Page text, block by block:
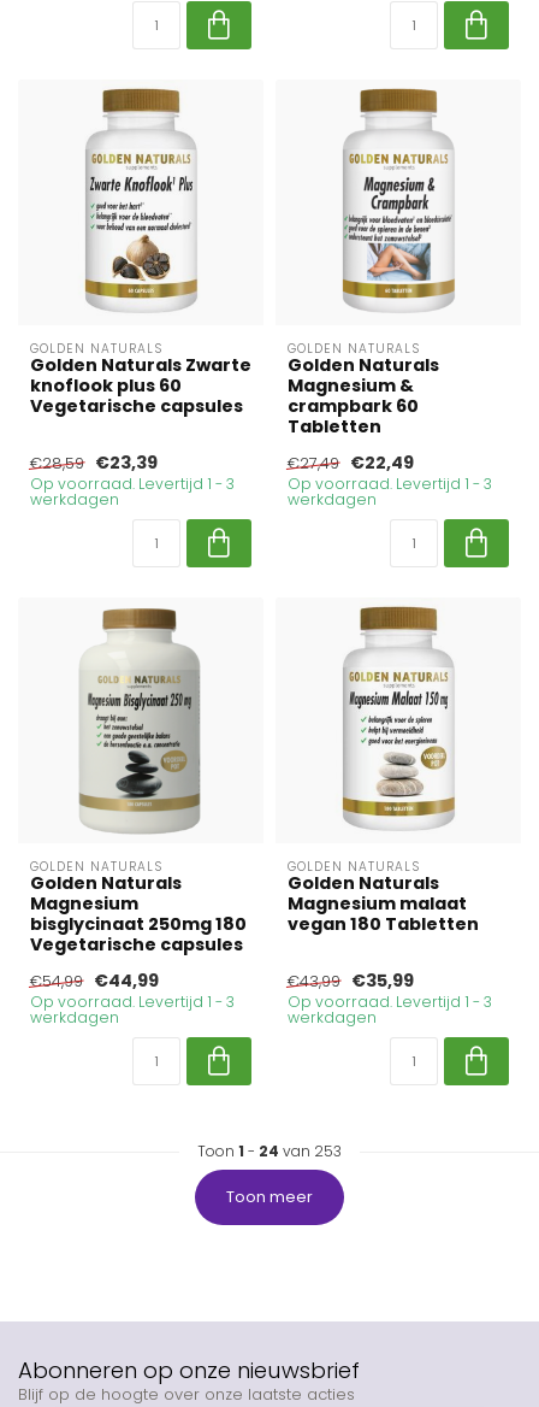
GOLDEN NATURALS
Golden Naturals Zwarte
knoflook plus 60
Vegetarische capsules
€28,59 €23,39
Op voorraad. Levertijd 1 - 3
werkdagen
GOLDEN NATURALS
Golden Naturals
Magnesium &
crampbark 60
Tabletten
€27,49 €22,49
Op voorraad. Levertijd 1 - 3
werkdagen
GOLDEN NATURALS
Golden Naturals
Magnesium
bisglycinaat 250mg 180
Vegetarische capsules
€54,99 €44,99
Op voorraad. Levertijd 1 - 3
werkdagen
GOLDEN NATURALS
Golden Naturals
Magnesium malaat
vegan 180 Tabletten
€43,99 €35,99
Op voorraad. Levertijd 1 - 3
werkdagen
Toon 1 - 24 van 253
Toon meer
Abonneren op onze nieuwsbrief
Blijf op de hoogte over onze laatste acties